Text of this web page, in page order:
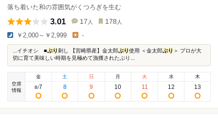
落ち着いた和の雰囲気がくつろぎを生む
3.01 17 人 178 人
￥2,000～￥2,999 -
...イチオシ ■ぶり刺し 【宮崎県産】金太郎ぶり使用 ＜金太郎ぶり ＞ プロが大
切に育て美味しい時期を見極めて漁獲されたぶり...
空席
情報
金
8/7
土
8
日
9
月
10
火
11
水
12
木
13